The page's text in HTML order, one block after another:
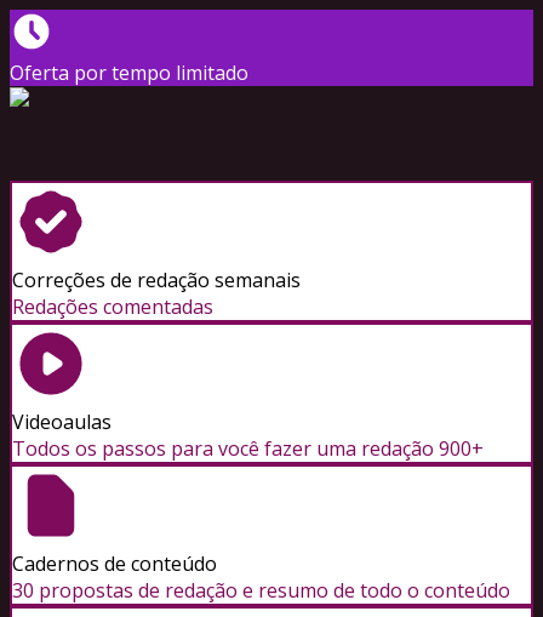
Oferta por tempo limitado
Correções de redação semanais
Redações comentadas
Videoaulas
Todos os passos para você fazer uma redação 900+
Cadernos de conteúdo
30 propostas de redação e resumo de todo o conteúdo